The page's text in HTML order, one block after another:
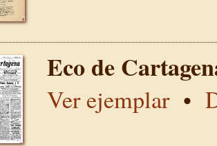
Eco de
Ver ejemplar•